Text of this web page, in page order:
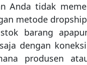
Anda tidak
metode
barang
dengan
produsen